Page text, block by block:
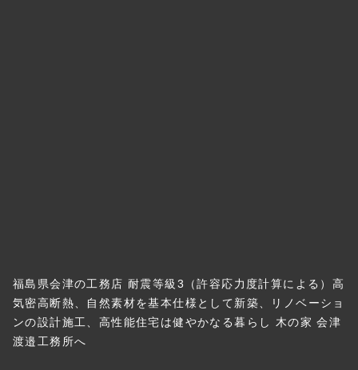
福島県会津の工務店 耐震等級3（許容応力度計算による）高
気密高断熱、自然素材を基本仕様として新築、リノベーショ
ンの設計施工、高性能住宅は健やかなる暮らし 木の家 会津
渡邉工務所へ